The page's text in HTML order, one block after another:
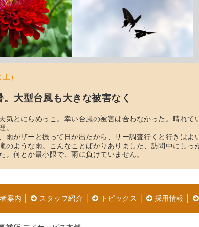
）
。大型台風も大きな被害なく
気とにらめっこ。幸い台風の被害は合わなかった。晴れて
。
雨がザーと振って日が出たから、サー調査行くと行きはよ
のような雨。こんなことばかりありました、訪問中にしっ
。何とか最小限で、雨に負けていません。
案内 │ スタッフ紹介 トピックス 採用情報 │